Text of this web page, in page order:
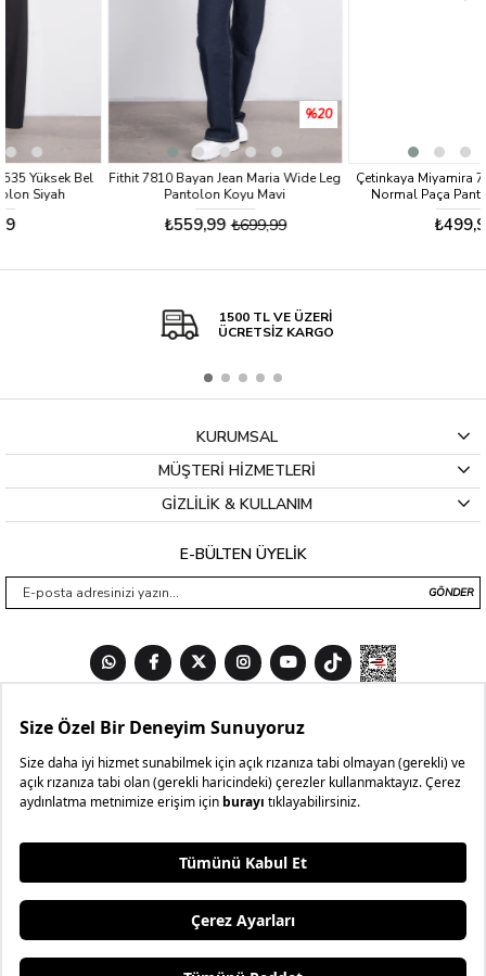
Fithit 7810 Bayan Jean Maria Wide Leg
Pantolon Koyu Mavi
₺699,99
%20
Çetinkaya Miyamira 7537 Yüksek Bel
Normal Paça Pantolon Lacivert
1500 TL VE ÜZERİ
ÜCRETSİZ KARGO
KURUMSAL
MÜŞTERİ HİZMETLERİ
GİZLİLİK & KULLANIM
E-BÜLTEN ÜYELİK
GÖNDER